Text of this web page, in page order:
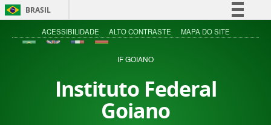
BRASIL
Simplifique!
Acesso à informação
ACESSIBILIDADE ALTO CONTRASTE MAPA DO SITE
IF GOIANO
Instituto Federal
Goiano